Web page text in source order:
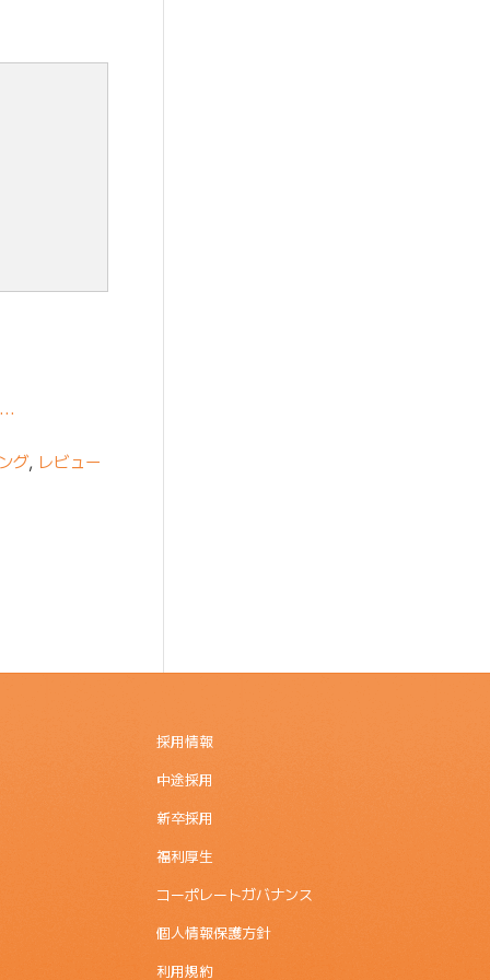
グ, レビュー
採用情報
中途採用
新卒採用
福利厚生
コーポレートガバナンス
個人情報保護方針
利用規約